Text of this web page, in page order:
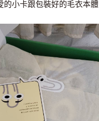
的小卡跟包裝好的毛衣本體